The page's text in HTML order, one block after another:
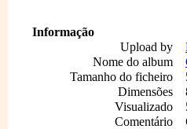
Informação
Upload by
Nome do album
Tamanho do ficheiro
Dimensões
Visualizado
Comentário